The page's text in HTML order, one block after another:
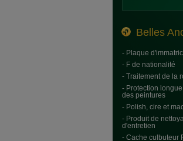
Belles
- Plaque
- F de nationalité
- Traitement de la
- Protection
des peintures
- Polish, cire et
- Produit de
d'entretien
- Cache culbuteur